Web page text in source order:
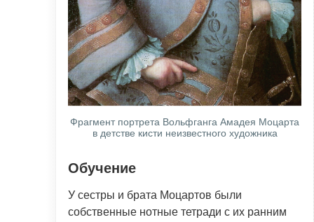
Фрагмент портрета Вольфганга Амадея Моцарта
в детстве кисти неизвестного художника
Обучение
У сестры и брата Моцартов были
собственные нотные тетради с их ранним